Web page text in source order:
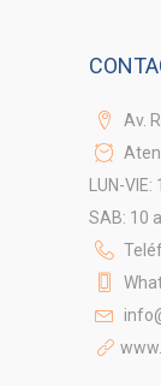
Av.
LUN-
SAB: 10